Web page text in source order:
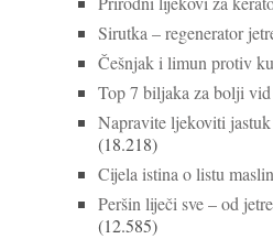
Sirutka – regenerator
Češnjak i limun protiv
Top 7 biljaka za bolji vid
Napravite ljekoviti
(18.218)
Cijela istina o listu
Peršin liječi sve – od
(12.585)